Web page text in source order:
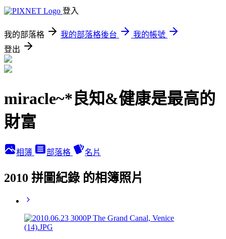
登入
我的部落格 我的部落格後台
我的帳號
登出
miracle~*良知&健康是最高的
財富
相簿 部落格 名片
2010 拼圖紀錄 的相簿照片